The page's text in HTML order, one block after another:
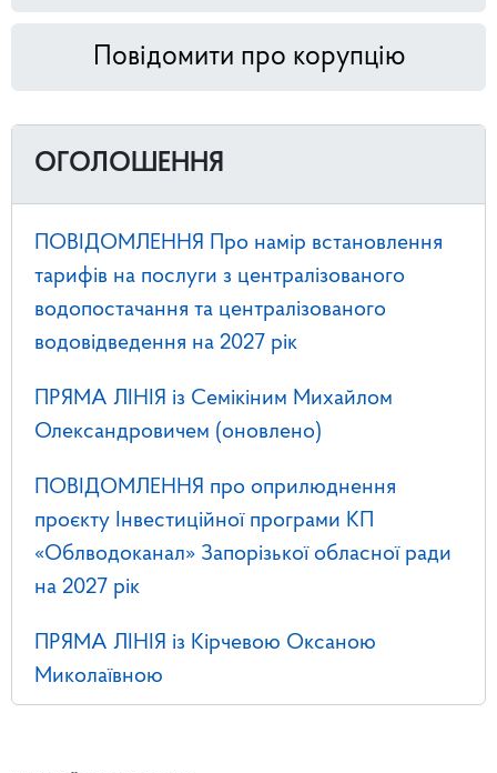
Повідомити про корупцію
ОГОЛОШЕННЯ
ПОВІДОМЛЕННЯ Про намір встановлення
тарифів на послуги з централізованого
водопостачання та централізованого
водовідведення на 2027 рік
ПРЯМА ЛІНІЯ із Семікіним Михайлом
Олександровичем (оновлено)
ПОВІДОМЛЕННЯ про оприлюднення
проєкту Інвестиційної програми КП
«Облводоканал» Запорізької обласної ради
на 2027 рік
ПРЯМА ЛІНІЯ із Кірчевою Оксаною
Миколаївною